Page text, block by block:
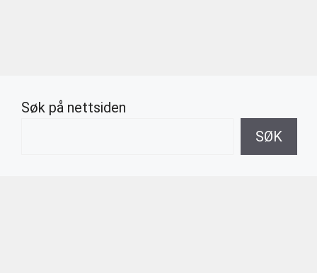
Søk på nettsiden
SØK